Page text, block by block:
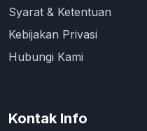
Syarat & Ketentuan
Kebijakan Privasi
Hubungi Kami
Kontak Info